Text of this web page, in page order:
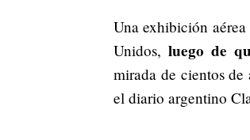
Una exhibición
Unidos, luego de
mirada de cientos de
el diario argentino